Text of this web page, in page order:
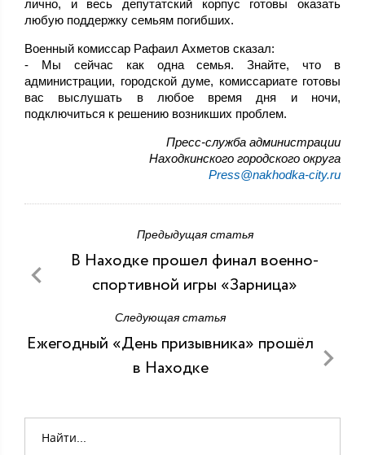
лично, и весь депутатский корпус готовы оказать
любую поддержку семьям погибших.
Военный комиссар Рафаил Ахметов сказал:
- Мы сейчас как одна семья. Знайте, что в
администрации, городской думе, комиссариате готовы
вас выслушать в любое время дня и ночи,
подключиться к решению возникших проблем.
Пресс-служба администрации
Находкинского городского округа
Press@nakhodka-city.ru
Предыдущая статья
В Находке прошел финал военно-
спортивной игры «Зарница»
Следующая статья
Ежегодный «День призывника» прошёл
в Находке